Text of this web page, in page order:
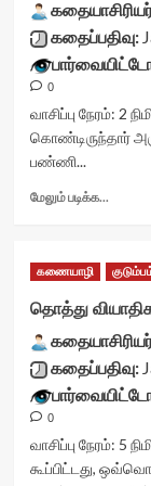
stars-
title-
</span>
</div>
rater-
data-
data-
rater-
</div>
stars-
title-
(0)
</div>
stars-
title-
<div
stars-
title
yasr-
data-
data-
rater-
data-
rater-
கதைப்பதிவு:
0
வாசிப்பு நேரம்: 2
கொண்டிருந்தார்
பண்ணி...
மேலும் படிக்க...
vv-
stars-
title-
<div
stars-
title
yasr-
கணையாழி
தொத்து
கதைப்பதிவு:
0
வாசிப்பு நேரம்: 5
கூப்பிட்டது,